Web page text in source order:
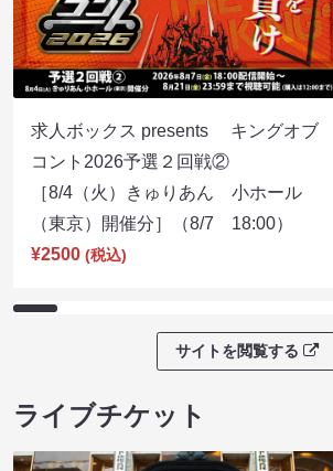
求人ボックス presents キングオブ
コント2026予選２回戦②
［8/4（火）きゅりあん 小ホール
（東京）開催分］（8/7 18:00）
¥2500 (税込)
サイトを閲覧する
ライブチケット